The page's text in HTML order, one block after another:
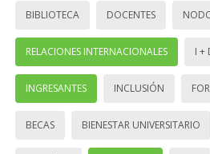
BIBLIOTECA DOCENTES
RELACIONES INTERNACIONALES I +
INGRESANTES INCLUSIÓN
BECAS BIENESTAR UNIVERSITARIO